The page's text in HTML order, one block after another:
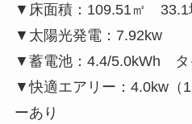
▼床面積：109.51㎡ 33.1
▼太陽光発電：7.92kw
▼蓄電池：4.4/5.0kWh タ
▼快適エアリー：4.0kw（
ーあり